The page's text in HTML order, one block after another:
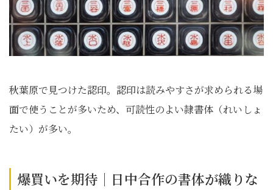
秋葉原で見つけた認印。認印は読みやすさが求められる場
面で使うことが多いため、可読性のよい隷書体（れいしょ
たい）が多い。
爆買いを期待｜日中合作の書体が織りな